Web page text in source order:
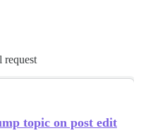
request
topic on post edit